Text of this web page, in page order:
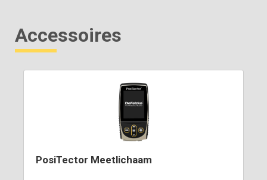
Accessoires
PosiTector Meetlichaam